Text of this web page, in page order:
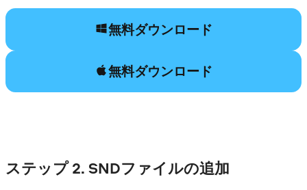
無料ダウンロード
無料ダウンロード
ステップ 2. SNDファイルの追加